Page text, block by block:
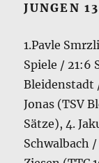
JUNGEN 13
1.Pavle
Spiele / 21:6
Bleidenstadt
Jonas (TSV
Sätze), 4.
Schwalbach